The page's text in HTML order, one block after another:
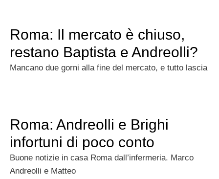
Roma: Il mercato è chiuso,
restano Baptista e Andreolli?
Mancano due gorni alla fine del mercato, e tutto lascia
Roma: Andreolli e Brighi
infortuni di poco conto
Buone notizie in casa Roma dall’infermeria. Marco
Andreolli e Matteo